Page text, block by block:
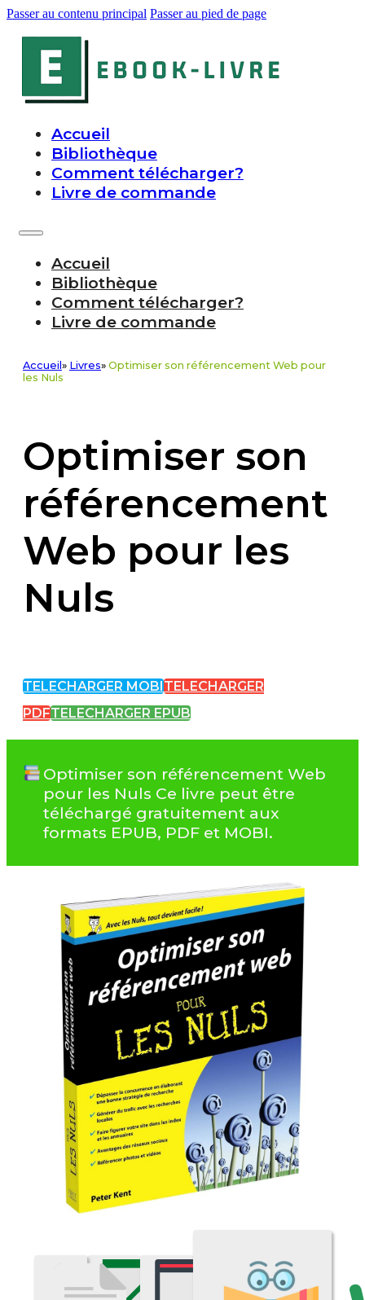
Passer au contenu principal Passer au pied de page
Accueil
Bibliothèque
Comment télécharger?
Livre de commande
Accueil
Bibliothèque
Comment télécharger?
Livre de commande
Accueil » Livres» Optimiser son référencement Web pour
les Nuls
Optimiser son
référencement
Web pour les
Nuls
TELECHARGER MOBI TELECHARGER
PDFTELECHARGER EPUB
Optimiser son référencement Web
pour les Nuls Ce livre peut être
téléchargé gratuitement aux
formats EPUB, PDF et MOBI.